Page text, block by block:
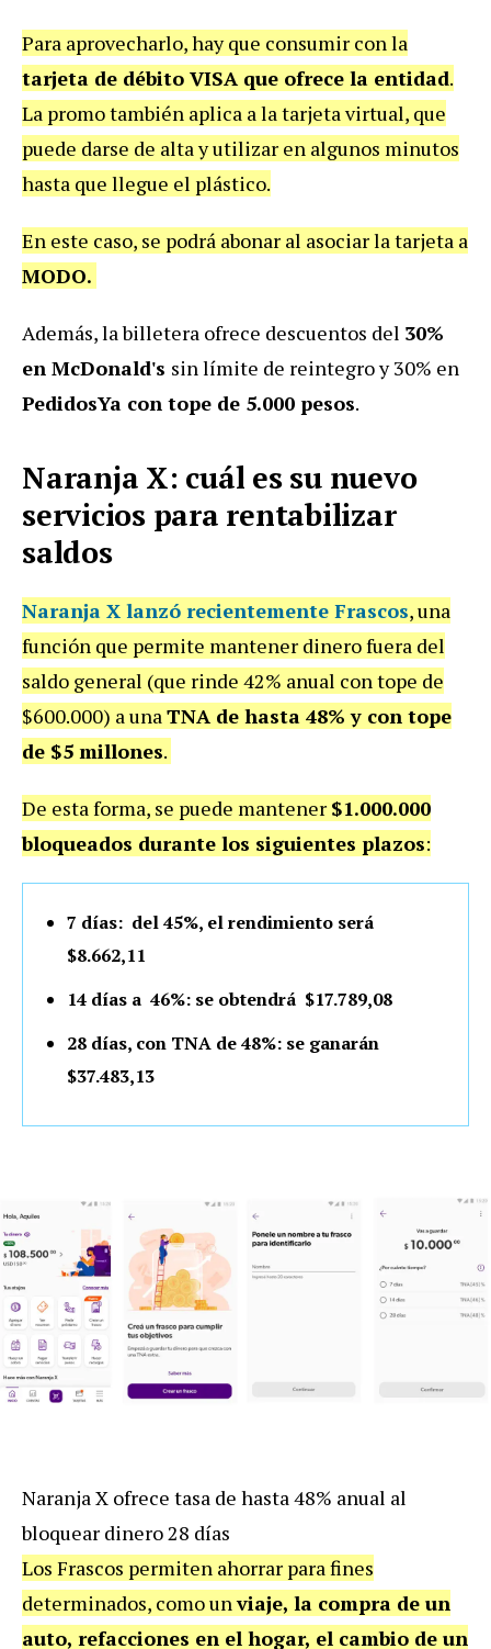
Para aprovecharlo, hay que consumir con la
tarjeta de débito VISA que ofrece la entidad.
La promo también aplica a la tarjeta virtual, que
puede darse de alta y utilizar en algunos minutos
hasta que llegue el plástico.
En este caso, se podrá abonar al asociar la tarjeta a
MODO.
Además, la billetera ofrece descuentos del 30%
en McDonald's sin límite de reintegro y 30% en
PedidosYa con tope de 5.000 pesos.
Naranja X: cuál es su nuevo
servicios para rentabilizar
saldos
Naranja X lanzó recientemente Frascos, una
función que permite mantener dinero fuera del
saldo general (que rinde 42% anual con tope de
$600.000) a unaTNA de hasta 48% y con tope
de $5 millones.
De esta forma, se puede mantener $1.000.000
bloqueados durante los siguientes plazos:
7 días: del 45%, el rendimiento será
$8.662,11
14 días a 46%: se obtendrá $17.789,08
28 días, con TNA de 48%: se ganarán
$37.483,13
Naranja X ofrece tasa de hasta 48% anual al
bloquear dinero 28 días
Los Frascos permiten ahorrar para fines
determinados, como unviaje, la compra de un
auto, refacciones en el hogar, el cambio de un